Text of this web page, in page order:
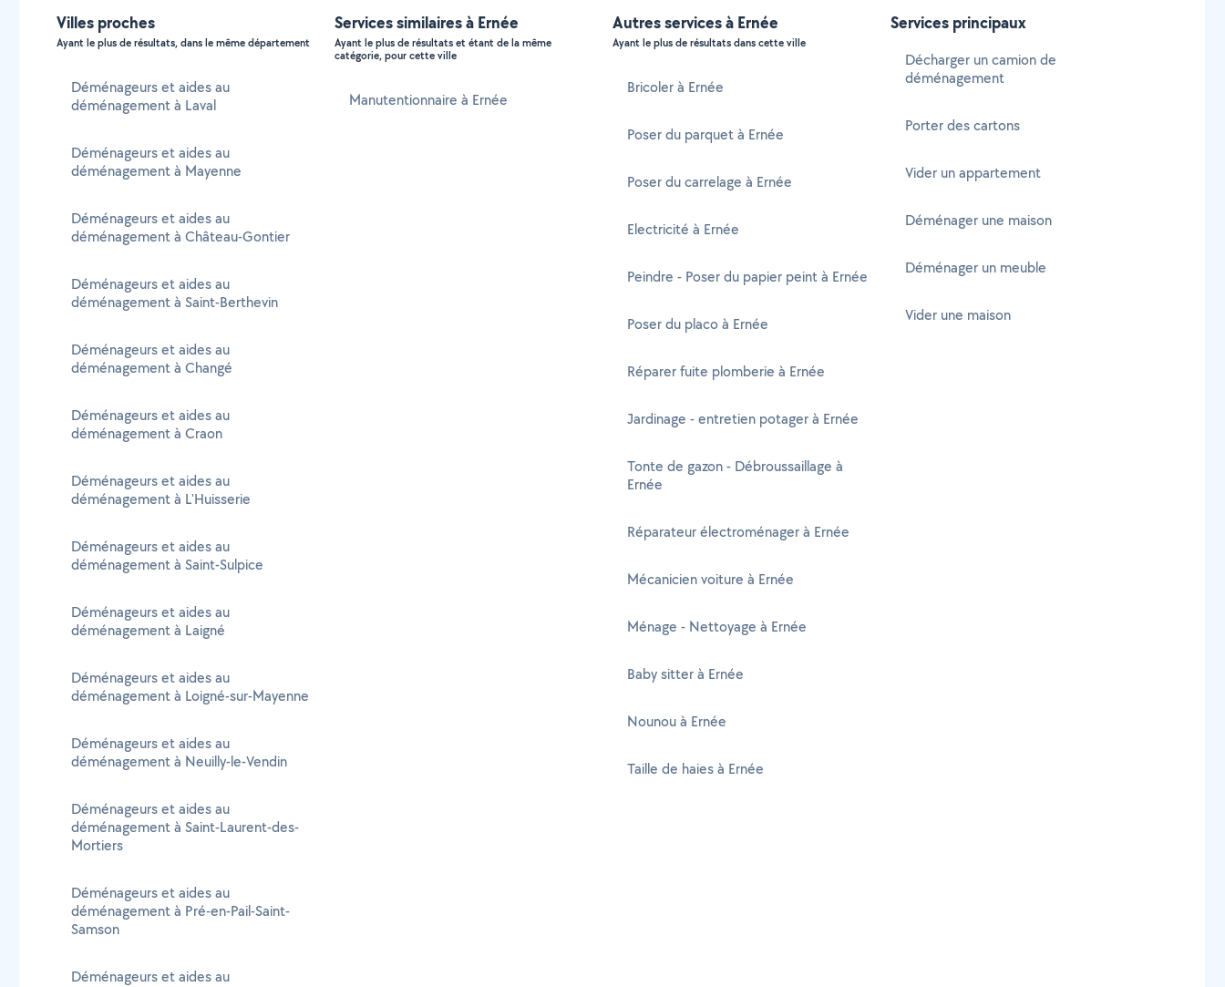
Villes proches
Ayant le plus de résultats, dans le même département
Déménageurs et aides au
déménagement à Laval
Déménageurs et aides au
déménagement à Mayenne
Déménageurs et aides au
déménagement à Château-Gontier
Déménageurs et aides au
déménagement à Saint-Berthevin
Déménageurs et aides au
déménagement à Changé
Déménageurs et aides au
déménagement à Craon
Déménageurs et aides au
déménagement à L'Huisserie
Déménageurs et aides au
déménagement à Saint-Sulpice
Déménageurs et aides au
déménagement à Laigné
Déménageurs et aides au
déménagement à Loigné-sur-Mayenne
Déménageurs et aides au
déménagement à Neuilly-le-Vendin
Déménageurs et aides au
déménagement à Saint-Laurent-des-
Mortiers
Déménageurs et aides au
déménagement à Pré-en-Pail-Saint-
Samson
Déménageurs et aides au
Services similaires à Ernée
Ayant le plus de résultats et étant de la même
catégorie, pour cette ville
Manutentionnaire à Ernée
Autres services à Ernée
Ayant le plus de résultats dans cette ville
Bricoler à Ernée
Poser du parquet à Ernée
Poser du carrelage à Ernée
Electricité à Ernée
Peindre - Poser du papier peint à Ernée
Poser du placo à Ernée
Réparer fuite plomberie à Ernée
Jardinage - entretien potager à Ernée
Tonte de gazon - Débroussaillage à
Ernée
Réparateur électroménager à Ernée
Mécanicien voiture à Ernée
Ménage - Nettoyage à Ernée
Baby sitter à Ernée
Nounou à Ernée
Taille de haies à Ernée
Services principaux
Décharger un camion de
déménagement
Porter des cartons
Vider un appartement
Déménager une maison
Déménager un meuble
Vider une maison